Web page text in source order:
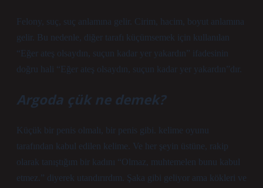
Felony, suç, suç anlamına gelir. Cirim, hacim, boyut anlamına
gelir. Bu nedenle, diğer tarafı küçümsemek için kullanılan
“Eğer ateş olsaydın, suçun kadar yer yakardın” ifadesinin
doğru hali “Eğer ateş olsaydın, suçun kadar yer yakardın”dır.
Argoda çük ne demek?
Küçük bir penis olmalı, bir penis gibi. kelime oyunu
tarafından kabul edilen kelime. Ve her şeyin üstüne, rakip
olarak tanıştığım bir kadını “Olmaz, muhtemelen bunu kabul
etmez.” diyerek utandırırdım. Şaka gibi geliyor ama kökleri ve